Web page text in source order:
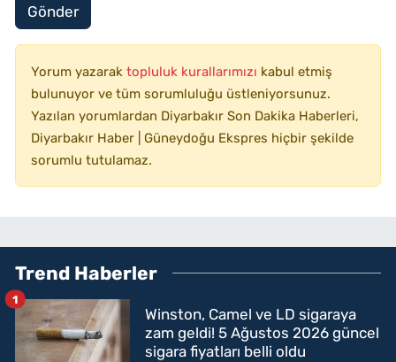
Gönder
Yorum yazarak topluluk kurallarımızı kabul etmiş
bulunuyor ve tüm sorumluluğu üstleniyorsunuz.
Yazılan yorumlardan Diyarbakır Son Dakika Haberleri,
Diyarbakır Haber | Güneydoğu Ekspres hiçbir şekilde
sorumlu tutulamaz.
Trend Haberler
Winston, Camel ve LD sigaraya
zam geldi! 5 Ağustos 2026 güncel
sigara fiyatları belli oldu
1